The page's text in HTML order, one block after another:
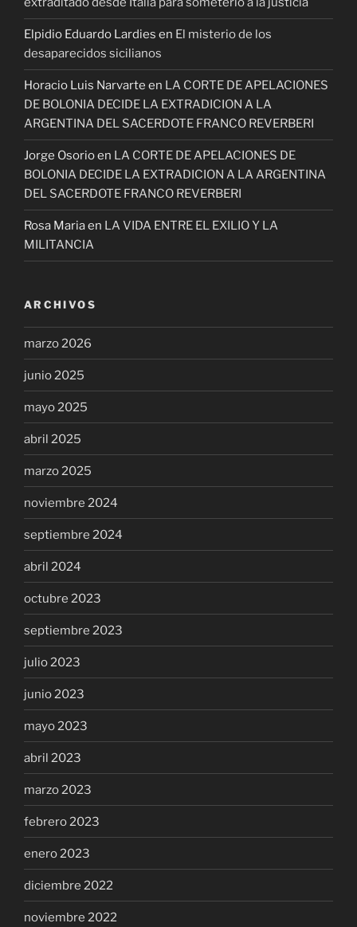
Elpidio Eduardo Lardies en El misterio de los
desaparecidos sicilianos
Horacio Luis Narvarte en LA CORTE DE APELACIONES
DE BOLONIA DECIDE LA EXTRADICION A LA
ARGENTINA DEL SACERDOTE FRANCO REVERBERI
Jorge Osorioen LA CORTE DE APELACIONES DE
BOLONIA DECIDE LA EXTRADICION A LA ARGENTINA
DEL SACERDOTE FRANCO REVERBERI
Rosa Mariaen LA VIDA ENTRE EL EXILIO Y LA
MILITANCIA
ARCHIVOS
marzo 2026
junio 2025
mayo 2025
abril 2025
marzo 2025
noviembre 2024
septiembre 2024
abril 2024
octubre 2023
septiembre 2023
julio 2023
junio 2023
mayo 2023
abril 2023
marzo 2023
febrero 2023
enero 2023
diciembre 2022
noviembre 2022